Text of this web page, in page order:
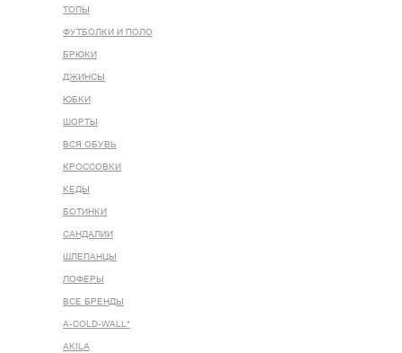
ТОПЫ
ФУТБОЛКИ И ПОЛО
БРЮКИ
ДЖИНСЫ
ЮБКИ
ШОРТЫ
ВСЯ ОБУВЬ
КРОССОВКИ
КЕДЫ
БОТИНКИ
САНДАЛИИ
ШЛЕПАНЦЫ
ЛОФЕРЫ
ВСЕ БРЕНДЫ
A-COLD-WALL*
AKILA